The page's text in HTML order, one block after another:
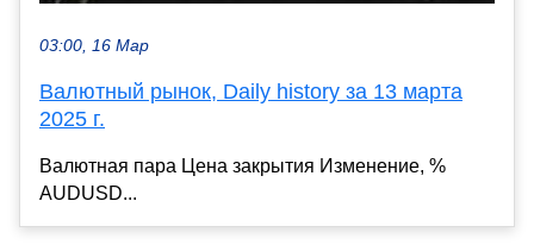
03:00, 16 Мар
Валютный рынок, Daily history за 13 марта
2025 г.
Валютная пара Цена закрытия Изменение, %
AUDUSD...